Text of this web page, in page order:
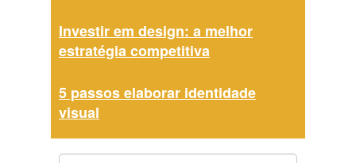
Investir em design: a melhor
estratégia competitiva
5 passos elaborar identidade
visual